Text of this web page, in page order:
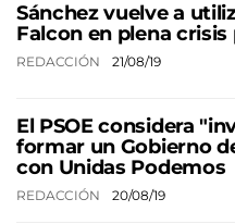
Sánchez vuelve a
Falcon en plena crisis
REDACCIÓN 21/08/19
El PSOE considera
formar un Gobierno
con Unidas Podemos
REDACCIÓN 20/08/19